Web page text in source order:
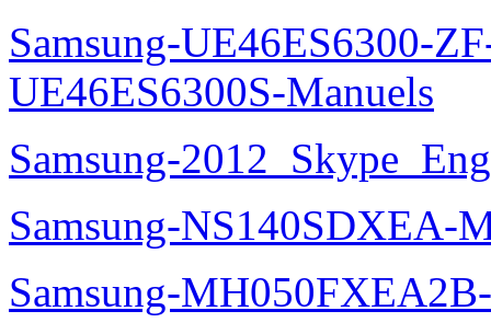
Samsung-UE46ES6300-
UE46ES6300S-Manuels
Samsung-
Samsung-NS140SDXEA-
Samsung-